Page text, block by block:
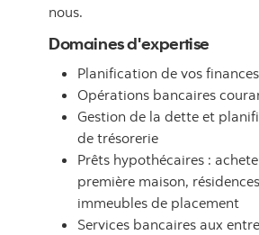
nous.
Domaines d'expertise
Planification de vos finances
Opérations bancaires
Gestion de la dette et
de trésorerie
Prêts hypothécaires :
première maison,
immeubles de placement
Services bancaires aux